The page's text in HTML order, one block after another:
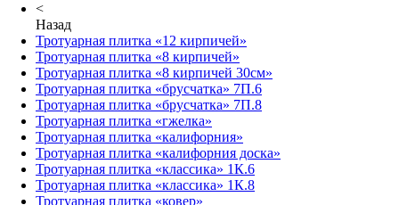
<
Назад
Тротуарная плитка «12 кирпичей»
Тротуарная плитка «8 кирпичей»
Тротуарная плитка «8 кирпичей 30см»
Тротуарная плитка «брусчатка» 7П.6
Тротуарная плитка «брусчатка» 7П.8
Тротуарная плитка «гжелка»
Тротуарная плитка «калифорния»
Тротуарная плитка «калифорния доска»
Тротуарная плитка «классика» 1К.6
Тротуарная плитка «классика» 1К.8
Тротуарная плитка «ковер»